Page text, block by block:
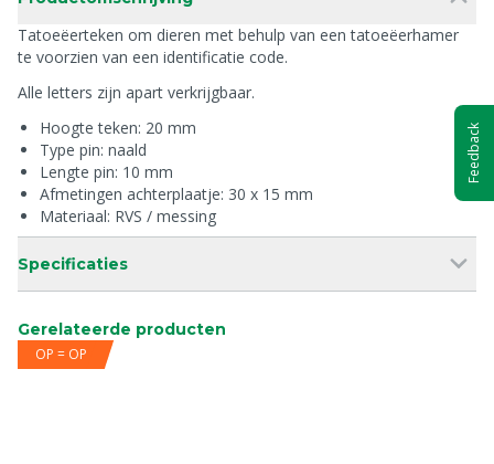
Tatoeëerteken om dieren met behulp van een tatoeëerhamer
te voorzien van een identificatie code.
Alle letters zijn apart verkrijgbaar.
Hoogte teken: 20 mm
Type pin: naald
Lengte pin: 10 mm
Afmetingen achterplaatje: 30 x 15 mm
Materiaal: RVS / messing
Specificaties
Gerelateerde producten
OP = OP
Feedback